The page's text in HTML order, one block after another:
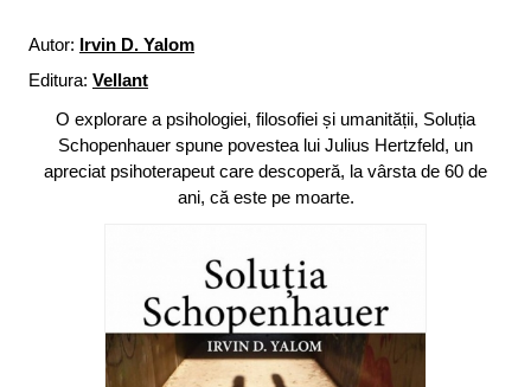
Autor: Irvin D. Yalom
Editura: Vellant
O explorare a psihologiei, filosofiei și umanității, Soluția
Schopenhauer spune povestea lui Julius Hertzfeld, un
apreciat psihoterapeut care descoperă, la vârsta de 60 de
ani, că este pe moarte.